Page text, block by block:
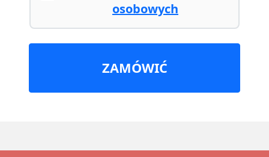
osobowych
ZAMÓWIĆ